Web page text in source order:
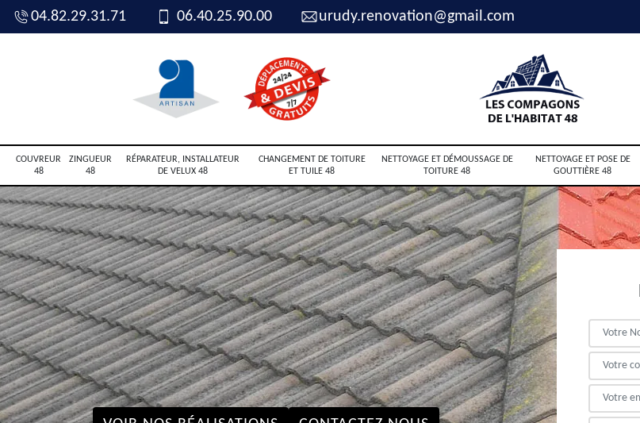
04.82.29.31.71 06.40.25.90.00 urudy.renovation@gmail.com
COUVREUR
48
ZINGUEUR
48
RÉPARATEUR, INSTALLATEUR
DE VELUX 48
CHANGEMENT DE TOITURE
ET TUILE 48
NETTOYAGE ET DÉMOUSSAGE DE
TOITURE 48
NETTOYAGE ET POSE DE
GOUTTIÈRE 48